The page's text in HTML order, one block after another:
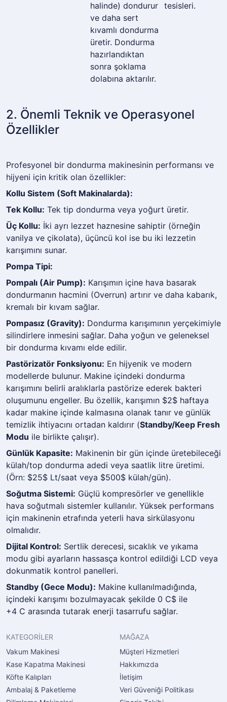
halinde) dondurur
ve daha sert
kıvamlı dondurma
üretir. Dondurma
hazırlandıktan
sonra şoklama
dolabına aktarılır.
tesisleri.
2. Önemli Teknik ve Operasyonel
Özellikler
Profesyonel bir dondurma makinesinin performansı ve
hijyeni için kritik olan özellikler:
Kollu Sistem (Soft Makinalarda):
Tek Kollu: Tek tip dondurma veya yoğurt üretir.
Üç Kollu: İki ayrı lezzet haznesine sahiptir (örneğin
vanilya ve çikolata), üçüncü kol ise bu iki lezzetin
karışımını sunar.
Pompa Tipi:
Pompalı (Air Pump): Karışımın içine hava basarak
dondurmanın hacmini (Overrun) artırır ve daha kabarık,
kremalı bir kıvam sağlar.
Pompasız (Gravity): Dondurma karışımının yerçekimiyle
silindirlere inmesini sağlar. Daha yoğun ve geleneksel
bir dondurma kıvamı elde edilir.
Pastörizatör Fonksiyonu: En hijyenik ve modern
modellerde bulunur. Makine içindeki dondurma
karışımını belirli aralıklarla pastörize ederek bakteri
oluşumunu engeller. Bu özellik, karışımın $2$ haftaya
kadar makine içinde kalmasına olanak tanır ve günlük
temizlik ihtiyacını ortadan kaldırır (Standby/Keep Fresh
Modu ile birlikte çalışır).
Günlük Kapasite: Makinenin bir gün içinde üretebileceği
külah/top dondurma adedi veya saatlik litre üretimi.
(Örn: $25$ Lt/saat veya $500$ külah/gün).
Soğutma Sistemi: Güçlü kompresörler ve genellikle
hava soğutmalı sistemler kullanılır. Yüksek performans
için makinenin etrafında yeterli hava sirkülasyonu
olmalıdır.
Dijital Kontrol: Sertlik derecesi, sıcaklık ve yıkama
modu gibi ayarların hassasça kontrol edildiği LCD veya
dokunmatik kontrol panelleri.
Standby (Gece Modu): Makine kullanılmadığında,
içindeki karışımı bozulmayacak şekilde 0 C$ ile
+4 C arasında tutarak enerji tasarrufu sağlar.
KATEGORİLER
Vakum Makinesi
Kase Kapatma Makinesi
Köfte Kalıpları
Ambalaj & Paketleme
MAĞAZA
Müşteri Hizmetleri
Hakkımızda
İletişim
Veri Güveniği Politikası